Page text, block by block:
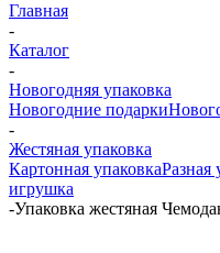
Главная
-
Каталог
-
Новогодняя упаковка
Новогодние подарки
-
Жестяная упаковка
Картонная упаковкаРазная
игрушка
-Упаковка жестяная